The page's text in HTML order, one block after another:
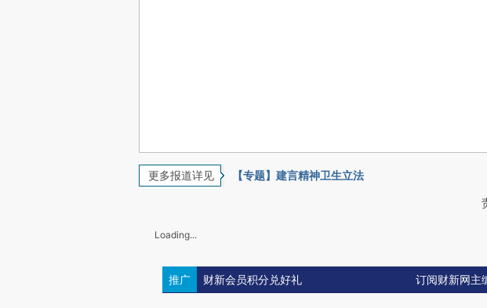
更多报道详见 【专题】建言精神卫生立法
Loading...
推广 财新会员积分兑好礼 订阅财新网主